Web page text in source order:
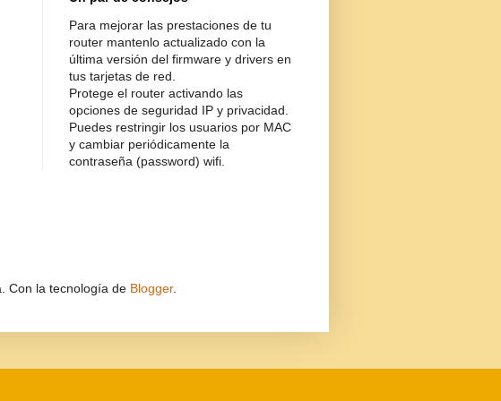
Para mejorar las prestaciones de tu
router mantenlo actualizado con la
última versión del firmware y drivers en
tus tarjetas de red.
Protege el router activando las
opciones de seguridad IP y privacidad.
Puedes restringir los usuarios por MAC
y cambiar periódicamente la
contraseña (password) wifi.
Con la tecnología de Blogger.